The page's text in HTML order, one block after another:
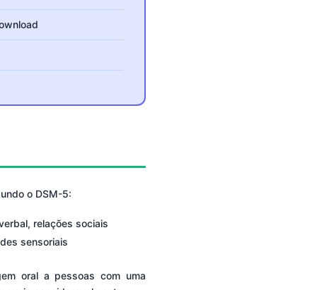
o DSM-5:
relações sociais
sensoriais
oral a pessoas com uma